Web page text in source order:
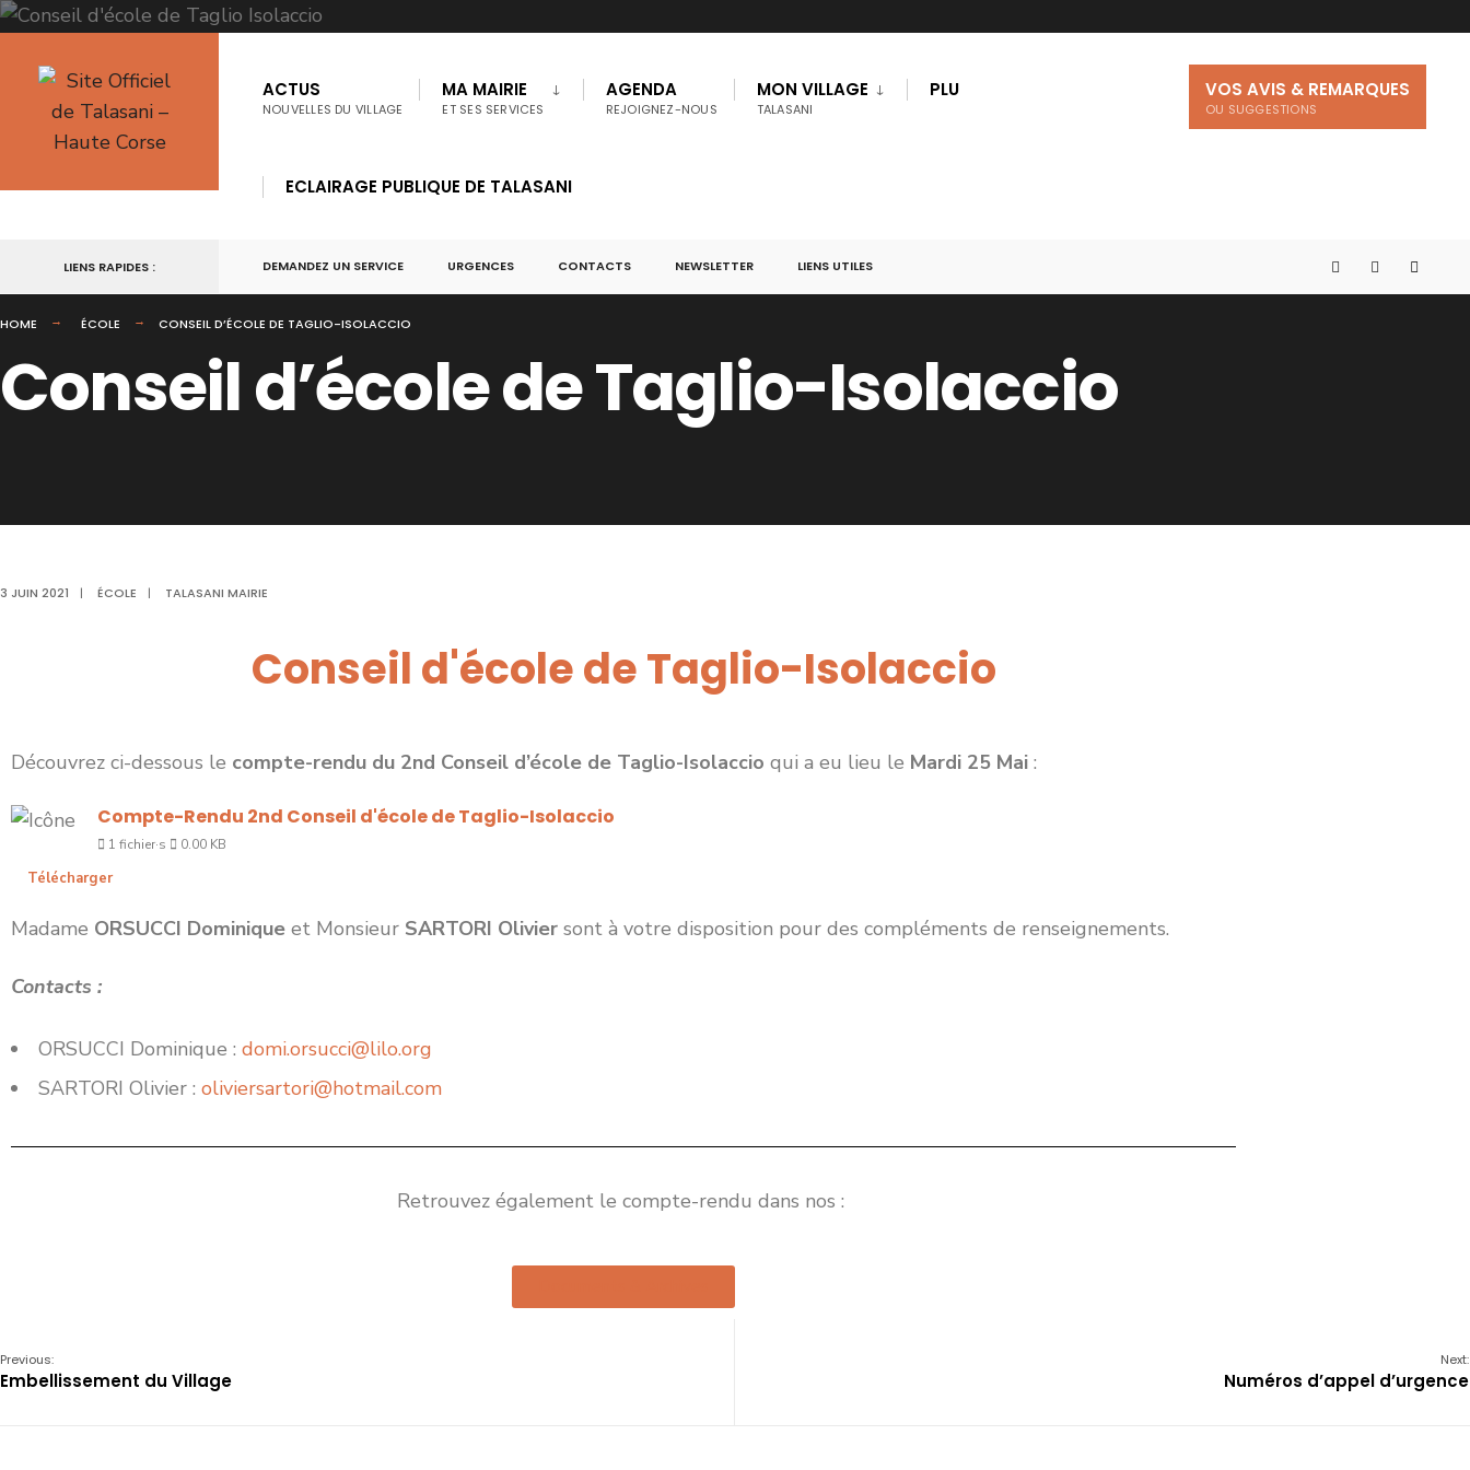
ACTUS
NOUVELLES DU VILLAGE
MA MAIRIE
ET SES SERVICES
AGENDA
REJOIGNEZ-NOUS
MON VILLAGE
TALASANI
VOS AVIS & REMARQUES
OU SUGGESTIONS
PLU
ECLAIRAGE PUBLIQUE DE TALASANI
LIENS RAPIDES : DEMANDEZ UN SERVICE URGENCES CONTACTS NEWSLETTER LIENS UTILES
HOME ÉCOLE CONSEIL D’ÉCOLE DE TAGLIO-ISOLACCIO
Conseil d’école de Taglio-Isolaccio
3 JUIN 2021 | ÉCOLE | TALASANI MAIRIE
Conseil d'école de Taglio-Isolaccio
Découvrez ci-dessous le compte-rendu du 2nd Conseil d’école de Taglio-Isolaccio qui a eu lieu le Mardi 25 Mai :
Compte-Rendu 2nd Conseil d'école de Taglio-Isolaccio
1 fichier·s 0.00 KB
Télécharger
Madame ORSUCCI Dominique et Monsieur SARTORI Olivier sont à votre disposition pour des compléments de renseignements.
Contacts :
ORSUCCI Dominique : domi.orsucci@lilo.org
SARTORI Olivier : oliviersartori@hotmail.com
Retrouvez également le compte-rendu dans nos :
Previous:
Embellissement du Village
Next:
Numéros d’appel d’urgence